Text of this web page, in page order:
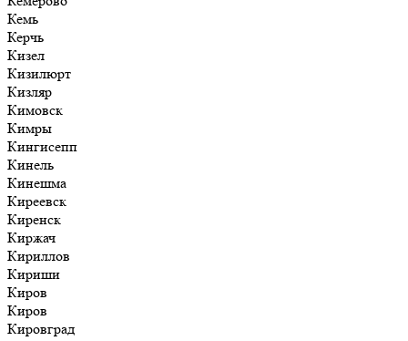
Кемь
Керчь
Кизел
Кизилюрт
Кизляр
Кимовск
Кимры
Кингисепп
Кинель
Кинешма
Киреевск
Киренск
Киржач
Кириллов
Кириши
Киров
Киров
Кировград